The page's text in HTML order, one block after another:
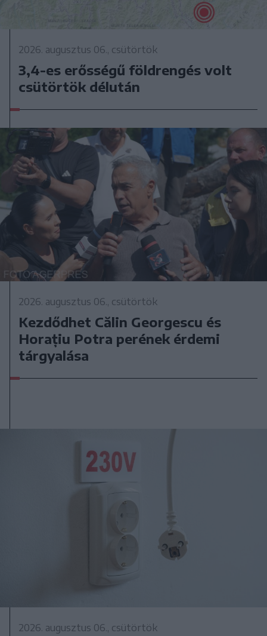
2026. augusztus 06., csütörtök
3,4-es erősségű földrengés volt
csütörtök délután
2026. augusztus 06., csütörtök
Kezdődhet Călin Georgescu és
Horațiu Potra perének érdemi
tárgyalása
2026. augusztus 06., csütörtök